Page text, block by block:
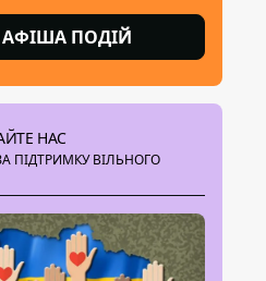
АФІША ПОДІЙ
НАС
ПІДТРИМКУ ВІЛЬНОГО